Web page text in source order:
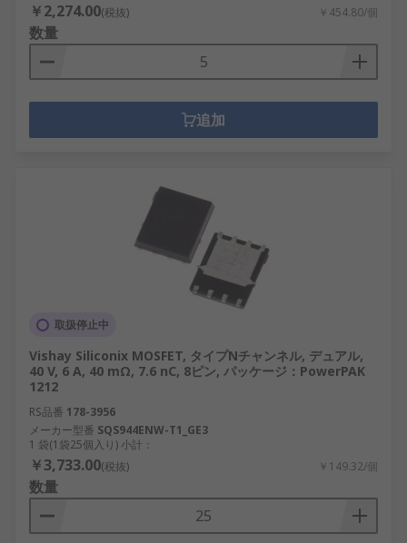
￥2,274.00(税抜) ￥454.80/個
数量
追加
取扱停止中
Vishay Siliconix MOSFET, タイプNチャンネル, デュアル,
40 V, 6 A, 40 mΩ, 7.6 nC, 8ピン, パッケージ：PowerPAK
1212
RS品番 178-3956
メーカー型番 SQS944ENW-T1_GE3
1 袋(1袋25個入り) 小計：
￥3,733.00(税抜) ￥149.32/個
数量